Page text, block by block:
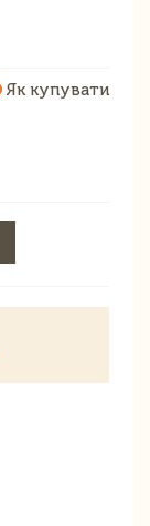
Як купувати